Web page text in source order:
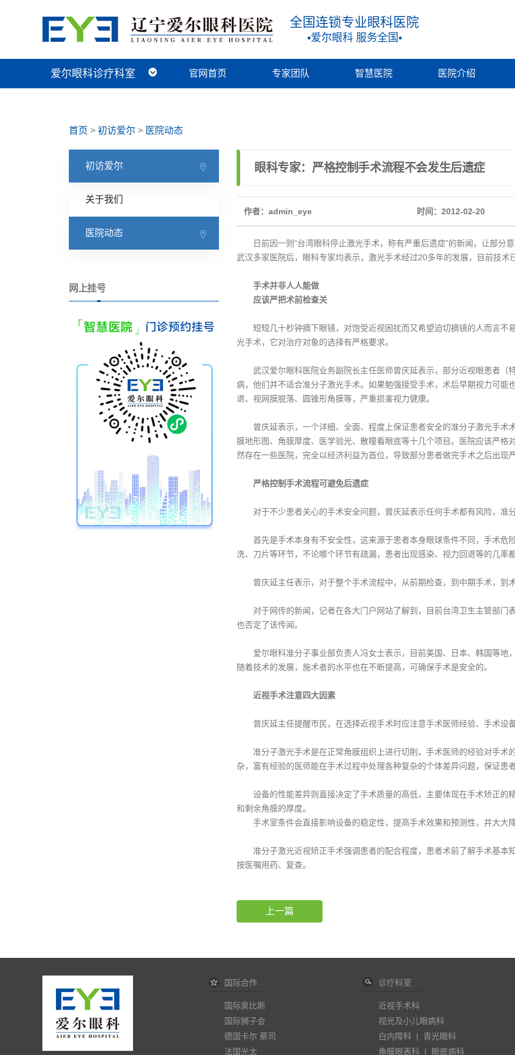
全国连锁专业眼科医院
•爱尔眼科 服务全国•
爱尔眼科诊疗科室
近视手术科
视光及小儿眼病科
白内障科
青光眼科
角膜眼表科
整形眼眶科
眼底病科
中医眼科 官网首页 专家团队 智慧医院 医院介绍
首页 > 初访爱尔 > 医院动态
初访爱尔
关于我们
医院动态
网上挂号
眼科专家：严格控制手术流程不会发生后遗症
作者：admin_eye 时间：2012-02-20
日前因一则“台湾眼科停止激光手术，称有严重后遗症”的新闻，让部分
武汉多家医院后，眼科专家均表示，激光手术经过20多年的发展，目前技术
手术并非人人能做
应该严把术前检查关
短短几十秒钟摘下眼镜，对饱受近视困扰而又希望迫切摘镜的人而言不
光手术，它对治疗对象的选择有严格要求。
武汉爱尔眼科医院业务副院长主任医师曾庆延表示，部分近视眼患者（
病，他们并不适合准分子激光手术。如果勉强接受手术，术后早期视力可能
退、视网膜脱落、圆锥形角膜等，严重损害视力健康。
曾庆延表示，一个详细、全面、程度上保证患者安全的准分子激光手术
膜地形图、角膜厚度、医学验光、散瞳看眼底等十几个项目。医院应该严格
然存在一些医院，完全以经济利益为首位，导致部分患者做完手术之后出现
严格控制手术流程可避免后遗症
对于不少患者关心的手术安全问题，曾庆延表示任何手术都有风险，准分
首先是手术本身有不安全性，这来源于患者本身眼球条件不同，手术危
洗、刀片等环节，不论哪个环节有疏漏，患者出现感染、视力回退等的几率
曾庆延主任表示，对于整个手术流程中，从前期检查，到中期手术，到
对于网传的新闻，记者在各大门户网站了解到，目前台湾卫生主管部门
也否定了该传闻。
爱尔眼科准分子事业部负责人冯女士表示，目前美国、日本、韩国等地
随着技术的发展，施术者的水平也在不断提高，可确保手术是安全的。
近视手术注意四大因素
曾庆延主任提醒市民，在选择近视手术时应注意手术医师经验、手术设备
准分子激光手术是在正常角膜组织上进行切削，手术医师的经验对手术
杂，富有经验的医师能在手术过程中处理各种复杂的个体差异问题，保证患
设备的性能差异则直接决定了手术质量的高低，主要体现在手术矫正的
和剩余角膜的厚度。
手术室条件会直接影响设备的稳定性，提高手术效果和预测性，并大大降
准分子激光近视矫正手术强调患者的配合程度，患者术前了解手术基本
按医嘱用药、复查。
上一篇
国际合作
国际奥比斯
国际狮子会
德国卡尔 蔡司
法国光太
诊疗科室
近视手术科
视光及小儿眼病科
白内障科 | 青光眼科
角膜眼表科 | 眼底病科